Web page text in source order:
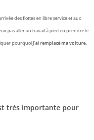
des flottes en libre service et aux
pas aller au travail à pied ou prendre le
pourquoij’ai remplacé ma voiture,
très importante pour